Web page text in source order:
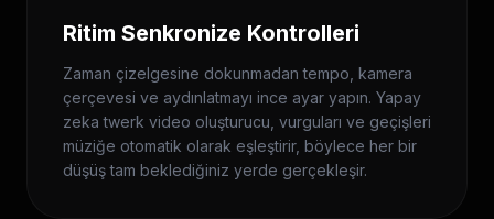
Ritim Senkronize Kontrolleri
Zaman çizelgesine dokunmadan tempo, kamera
çerçevesi ve aydınlatmayı ince ayar yapın. Yapay
zeka twerk video oluşturucu, vurguları ve geçişleri
müziğe otomatik olarak eşleştirir, böylece her bir
düşüş tam beklediğiniz yerde gerçekleşir.